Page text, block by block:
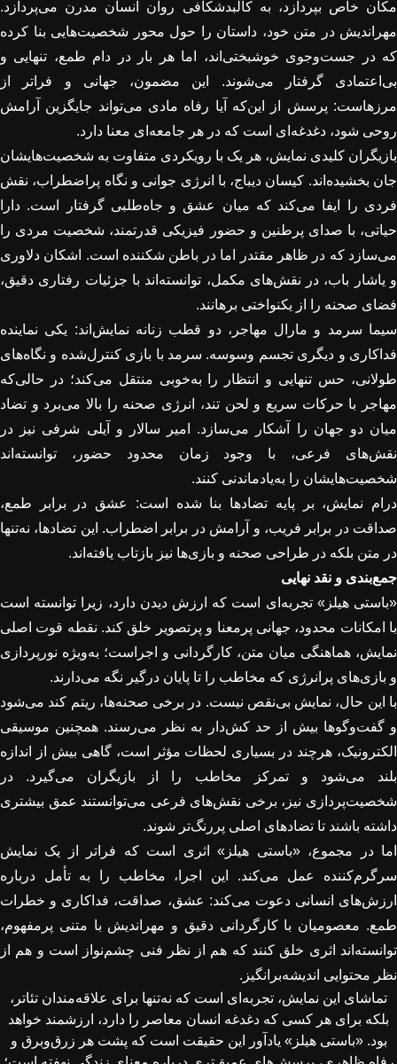
مکان خاص بپردازد، به کالبدشکافی روان انسان مدرن می‌پردازد.
مهراندیش در متن خود، داستان را حول محور شخصیت‌هایی بنا کرده
که در جست‌وجوی خوشبختی‌اند، اما هر بار در دام طمع، تنهایی و
بی‌اعتمادی گرفتار می‌شوند. این مضمون، جهانی و فراتر از
مرزهاست: پرسش از این‌که آیا رفاه مادی می‌تواند جایگزین آرامش
روحی شود، دغدغه‌ای است که در هر جامعه‌ای معنا دارد.
بازیگران کلیدی نمایش، هر یک با رویکردی متفاوت به شخصیت‌هایشان
جان بخشیده‌اند. کیسان دیباج، با انرژی جوانی و نگاه پراضطراب، نقش
فردی را ایفا می‌کند که میان عشق و جاه‌طلبی گرفتار است. دارا
حیاتی، با صدای پرطنین و حضور فیزیکی قدرتمند، شخصیت مردی را
می‌سازد که در ظاهر مقتدر اما در باطن شکننده است. اشکان دلاوری
و یاشار باب، در نقش‌های مکمل، توانسته‌اند با جزئیات رفتاری دقیق،
فضای صحنه را از یکنواختی برهانند.
سیما سرمد و مارال مهاجر، دو قطب زنانه نمایش‌اند: یکی نماینده
فداکاری و دیگری تجسم وسوسه. سرمد با بازی کنترل‌شده و نگاه‌های
طولانی، حس تنهایی و انتظار را به‌خوبی منتقل می‌کند؛ در حالی‌که
مهاجر با حرکات سریع و لحن تند، انرژی صحنه را بالا می‌برد و تضاد
میان دو جهان را آشکار می‌سازد. امیر سالار و آیلی شرفی نیز در
نقش‌های فرعی، با وجود زمان محدود حضور، توانسته‌اند
شخصیت‌هایشان را به‌یادماندنی کنند.
درام نمایش، بر پایه تضادها بنا شده است: عشق در برابر طمع،
صداقت در برابر فریب، و آرامش در برابر اضطراب. این تضادها، نه‌تنها
در متن بلکه در طراحی صحنه و بازی‌ها نیز بازتاب یافته‌اند.
جمع‌بندی و نقد نهایی
«باستی هیلز» تجربه‌ای است که ارزش دیدن دارد، زیرا توانسته است
با امکانات محدود، جهانی پرمعنا و پرتصویر خلق کند. نقطه قوت اصلی
نمایش، هماهنگی میان متن، کارگردانی و اجراست؛ به‌ویژه نورپردازی
و بازی‌های پرانرژی که مخاطب را تا پایان درگیر نگه می‌دارند.
با این حال، نمایش بی‌نقص نیست. در برخی صحنه‌ها، ریتم کند می‌شود
و گفت‌وگوها بیش از حد کش‌دار به نظر می‌رسند. همچنین موسیقی
الکترونیک، هرچند در بسیاری لحظات مؤثر است، گاهی بیش از اندازه
بلند می‌شود و تمرکز مخاطب را از بازیگران می‌گیرد. در
شخصیت‌پردازی نیز، برخی نقش‌های فرعی می‌توانستند عمق بیشتری
داشته باشند تا تضادهای اصلی پررنگ‌تر شوند.
اما در مجموع، «باستی هیلز» اثری است که فراتر از یک نمایش
سرگرم‌کننده عمل می‌کند. این اجرا، مخاطب را به تأمل درباره
ارزش‌های انسانی دعوت می‌کند: عشق، صداقت، فداکاری و خطرات
طمع. معصومیان با کارگردانی دقیق و مهراندیش با متنی پرمفهوم،
توانسته‌اند اثری خلق کنند که هم از نظر فنی چشم‌نواز است و هم از
نظر محتوایی اندیشه‌برانگیز .
تماشای این نمایش، تجربه‌ای است که نه‌تنها برای علاقه‌مندان تئاتر،
بلکه برای هر کسی که دغدغه انسان معاصر را دارد، ارزشمند خواهد
بود. «باستی هیلز» یادآور این حقیقت است که پشت هر زرق‌وبرق و